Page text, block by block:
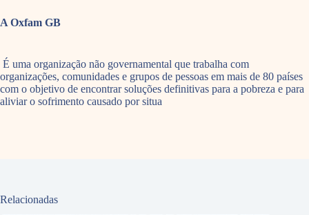
A Oxfam GB
É uma organização não governamental que trabalha com
organizações, comunidades e grupos de pessoas em mais de 80 países
com o objetivo de encontrar soluções definitivas para a pobreza e para
aliviar o sofrimento causado por situa
Relacionadas